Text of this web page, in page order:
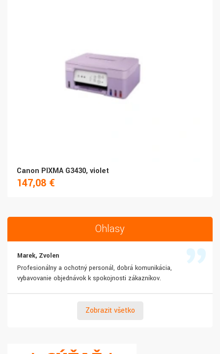
Canon PIXMA G3430, violet
147,08 €
Ohlasy
Marek, Zvolen
Profesionálny a ochotný personál, dobrá komunikácia,
vybavovanie objednávok k spokojnosti zákazníkov.
Zobraziť všetko